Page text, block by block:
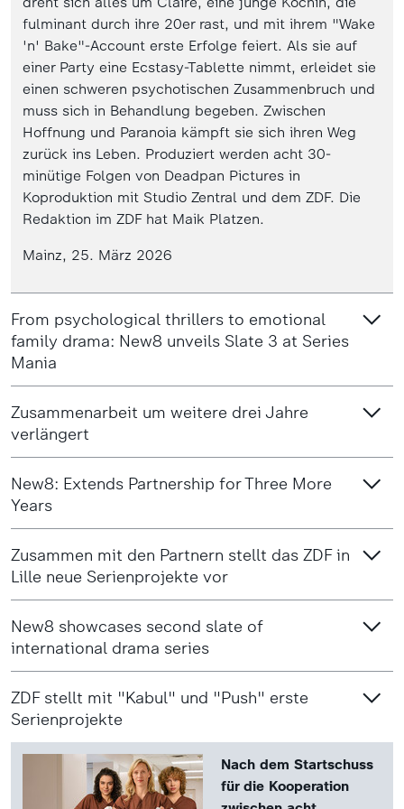
fulminant durch ihre 20er rast, und mit ihrem "Wake
'n' Bake"-Account erste Erfolge feiert. Als sie auf
einer Party eine Ecstasy-Tablette nimmt, erleidet sie
einen schweren psychotischen Zusammenbruch und
muss sich in Behandlung begeben. Zwischen
Hoffnung und Paranoia kämpft sie sich ihren Weg
zurück ins Leben. Produziert werden acht 30-
minütige Folgen von Deadpan Pictures in
Koproduktion mit Studio Zentral und dem ZDF. Die
Redaktion im ZDF hat Maik Platzen.
Mainz, 25. März 2026
From psychological thrillers to emotional
family drama: New8 unveils Slate 3 at Series
Mania
Zusammenarbeit um weitere drei Jahre
verlängert
New8: Extends Partnership for Three More
Years
Zusammen mit den Partnern stellt das ZDF in
Lille neue Serienprojekte vor
New8 showcases second slate of
international drama series
ZDF stellt mit "Kabul" und "Push" erste
Serienprojekte
Nach dem Startschuss
für die Kooperation